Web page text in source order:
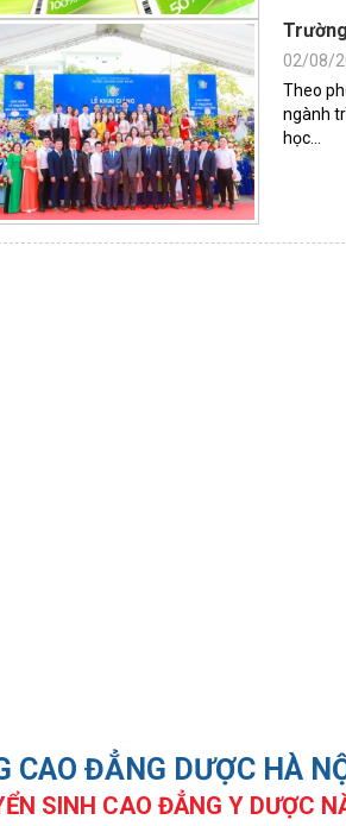
02/08/
Theo
ngành
học...
CAO ĐẲNG DƯỢC HÀ
SINH CAO ĐẲNG Y DƯỢC